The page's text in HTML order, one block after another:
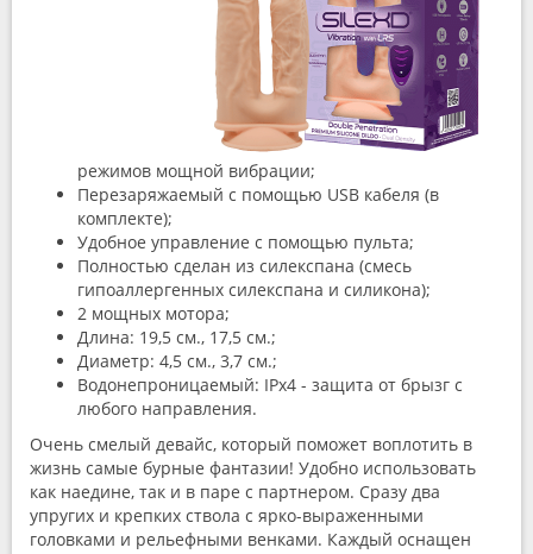
режимов мощной вибрации;
Перезаряжаемый с помощью USB кабеля (в
комплекте);
Удобное управление с помощью пульта;
Полностью сделан из силекспана (смесь
гипоаллергенных силекспана и силикона);
2 мощных мотора;
Длина: 19,5 см., 17,5 см.;
Диаметр: 4,5 см., 3,7 см.;
Водонепроницаемый: IPx4 - защита от брызг с
любого направления.
Очень смелый девайс, который поможет воплотить в
жизнь самые бурные фантазии! Удобно использовать
как наедине, так и в паре с партнером. Сразу два
упругих и крепких ствола с ярко-выраженными
головками и рельефными венками. Каждый оснащен